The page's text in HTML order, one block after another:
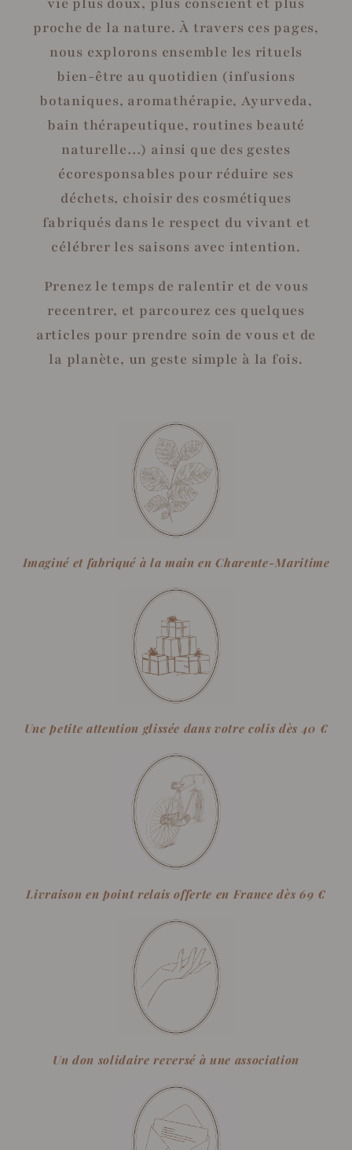
proche de la nature. À travers ces pages,
nous explorons ensemble les rituels
bien-être au quotidien (infusions
botaniques, aromathérapie, Ayurveda,
bain thérapeutique, routines beauté
naturelle…) ainsi que des gestes
écoresponsables pour réduire ses
déchets, choisir des cosmétiques
fabriqués dans le respect du vivant et
célébrer les saisons avec intention.
Prenez le temps de ralentir et de vous
recentrer, et parcourez ces quelques
articles pour prendre soin de vous et de
la planète, un geste simple à la fois.
Imaginé et fabriqué à la main en Charente-Maritime
Une petite attention glissée dans votre colis dès 40 €
Livraison en point relais offerte en France dès 69 €
Un don solidaire reversé à une association